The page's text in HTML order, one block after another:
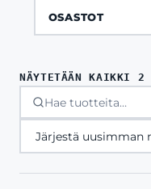
OSASTOT
NÄYTETÄÄN KAIKKI 2